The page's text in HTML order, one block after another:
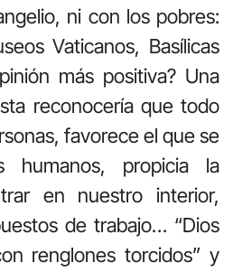
ni con los pobres:
Vaticanos, Basílicas
más positiva? Una
reconocería que todo
favorece el que se
humanos, propicia la
en nuestro interior,
de trabajo… “Dios
renglones torcidos” y